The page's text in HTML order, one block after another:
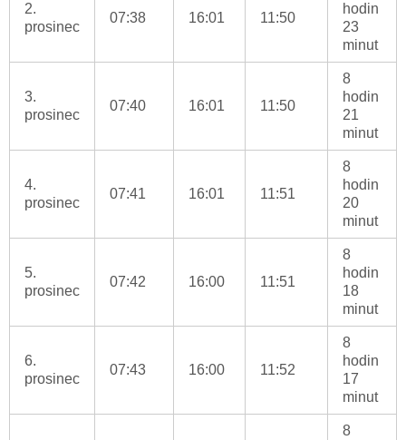
2.
prosinec
07:38 16:01 11:50
hodin
23
minut
3.
prosinec
07:40 16:01 11:50
8
hodin
21
minut
4.
prosinec
07:41 16:01 11:51
8
hodin
20
minut
5.
prosinec
07:42 16:00 11:51
8
hodin
18
minut
6.
prosinec
07:43 16:00 11:52
8
hodin
17
minut
8